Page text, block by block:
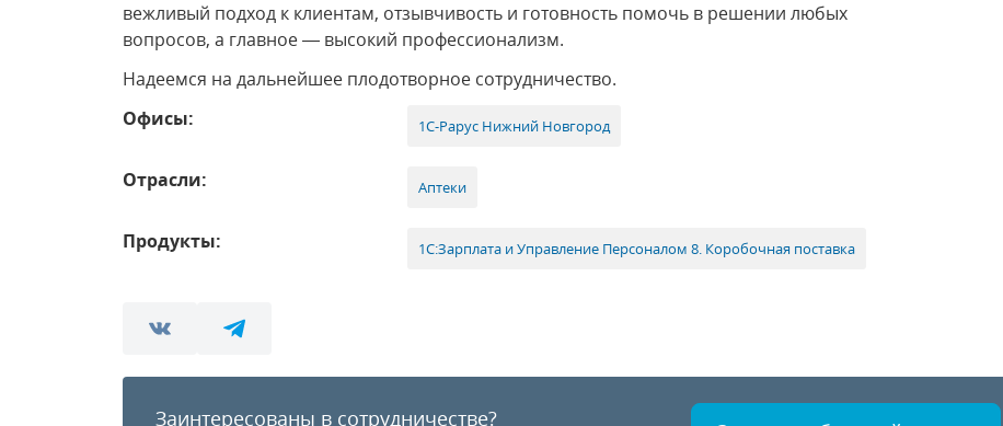
вежливый подход к клиентам, отзывчивость и готовность помочь в решении любых
вопросов, а главное — высокий профессионализм.
Надеемся на дальнейшее плодотворное сотрудничество.
Офисы:
1С-Рарус Нижний Новгород
Отрасли: Аптеки
Продукты: 1С:Зарплата и Управление Персоналом 8. Коробочная поставка
Заинтересованы в сотрудничестве?